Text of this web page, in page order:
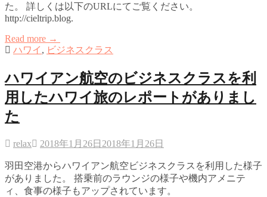
た。 詳しくは以下のURLにてご覧ください。
http://cieltrip.blog.
Read more →
ハワイ , ビジネスクラス
ハワイアン航空のビジネスクラスを利
用したハワイ旅のレポートがありまし
た
relax 2018年1月26日 2018年1月26日
羽田空港からハワイアン航空ビジネスクラスを利用した様子
がありました。 搭乗前のラウンジの様子や機内アメニテ
ィ、食事の様子もアップされています。